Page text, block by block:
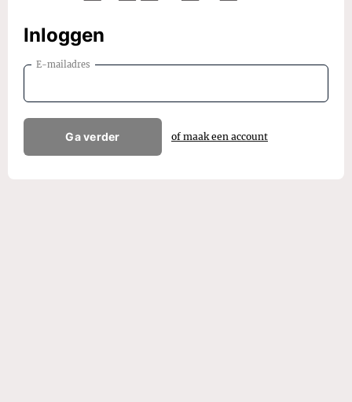
Inloggen
E-mailadres
Ga verder of maak een account